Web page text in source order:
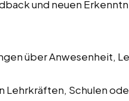
und neuen
über Anwesenheit,
Lehrkräften, Schulen